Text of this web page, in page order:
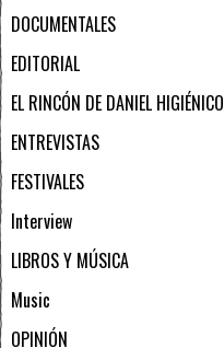
DOCUMENTALES
EDITORIAL
EL RINCÓN DE DANIEL HIGIÉNICO
ENTREVISTAS
FESTIVALES
Interview
LIBROS Y MÚSICA
Music
OPINIÓN